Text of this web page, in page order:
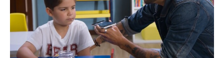
Elena le pide a Pedro que la ayude a grabar un audio
para Nicolás. La obsesión de Irene por Ernesto crece
día a día y él ya no puede soportarlo. Nicolás escucha
que Irene y Ernesto se casarán, por lo que aprovechará
para escapar de su casa.